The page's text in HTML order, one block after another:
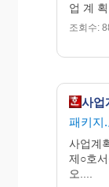
업 계
조회수:
사업
패키지
사업계
제○호
오....